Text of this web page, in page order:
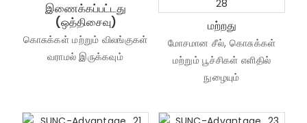
இணைக்கப்பட்டது
(ஒத்திசைவு)
கொசுக்கள் மற்றும் விலங்குகள்
வராமல் இருக்கவும்
மற்றது
மோசமான சீல், கொசுக்கள்
மற்றும் பூச்சிகள் எளிதில்
நுழையும்